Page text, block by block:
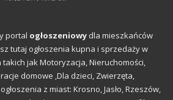
portal ogłoszeniowy dla mieszkańców
tutaj ogłoszenia kupna i sprzedaży w
jak Motoryzacja, Nieruchomości,
domowe ,Dla dzieci, Zwierzęta,
z miast: Krosno, Jasło, Rzeszów,